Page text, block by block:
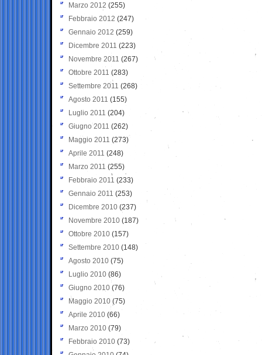
Marzo 2012 (255)
Febbraio 2012 (247)
Gennaio 2012 (259)
Dicembre 2011 (223)
Novembre 2011 (267)
Ottobre 2011 (283)
Settembre 2011 (268)
Agosto 2011 (155)
Luglio 2011 (204)
Giugno 2011 (262)
Maggio 2011 (273)
Aprile 2011 (248)
Marzo 2011 (255)
Febbraio 2011 (233)
Gennaio 2011 (253)
Dicembre 2010 (237)
Novembre 2010 (187)
Ottobre 2010 (157)
Settembre 2010 (148)
Agosto 2010 (75)
Luglio 2010 (86)
Giugno 2010 (76)
Maggio 2010 (75)
Aprile 2010 (66)
Marzo 2010 (79)
Febbraio 2010 (73)